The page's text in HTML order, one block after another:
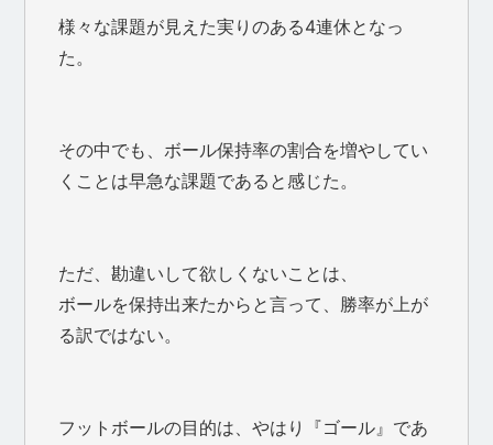
様々な課題が見えた実りのある4連休となっ
た。
その中でも、ボール保持率の割合を増やしてい
くことは早急な課題であると感じた。
ただ、勘違いして欲しくないことは、
ボールを保持出来たからと言って、勝率が上が
る訳ではない。
フットボールの目的は、やはり『ゴール』であ